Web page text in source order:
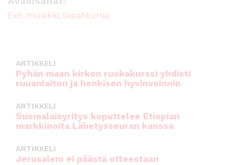
b
k
r
A
Exit, musiikki, tapahtuma
ARTIKKELI
Pyhän maan kirkon ruokakurssi yhdisti
ruuanlaiton ja henkisen hyvinvoinnin
ARTIKKELI
Suomalaisyritys koputtelee Etiopian
markkinoita Lähetysseuran kanssa
ARTIKKELI
Jerusalem ei päästä otteestaan